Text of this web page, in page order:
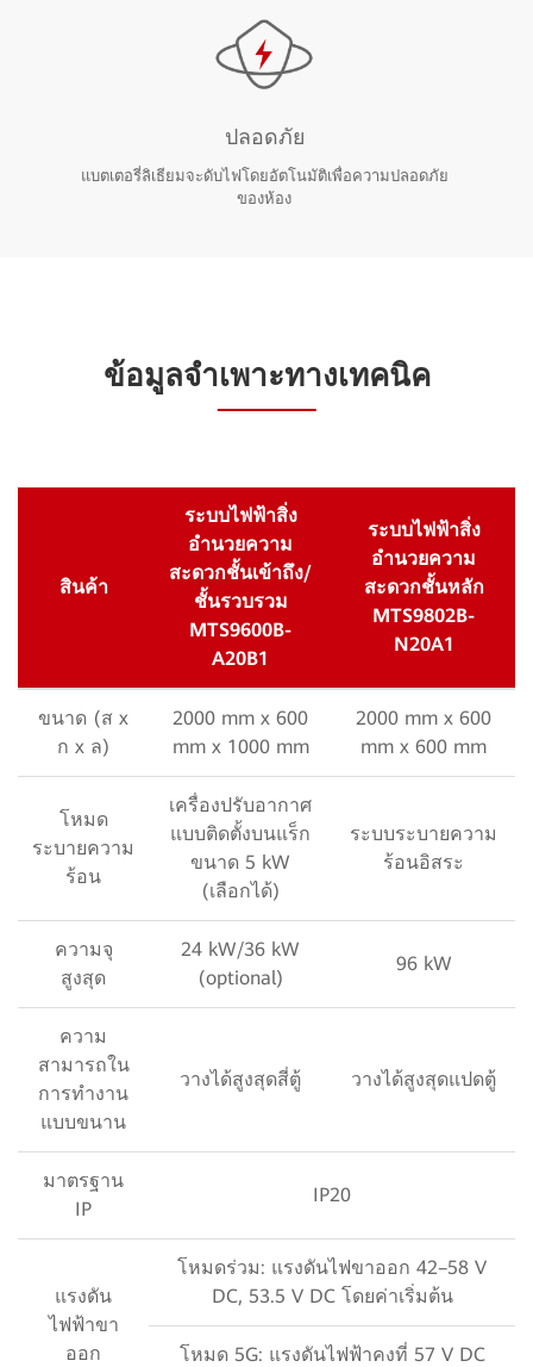
ปลอดภัย
แบตเตอรี่ลิเธียมจะดับไฟโดยอัตโนมัติเพื่อความปลอดภัย
ของห้อง
ข้อมูลจำเพาะทางเทคนิค
สินค้า
ระบบไฟฟ้าสิ่ง
อำนวยความ
สะดวกชั้นเข้าถึง/
ชั้นรวบรวม
MTS9600B-
A20B1
ระบบไฟฟ้าสิ่ง
อำนวยความ
สะดวกชั้นหลัก
MTS9802B-
N20A1
ขนาด (ส x
ก x ล)
2000 mm x 600
mm x 1000 mm
2000 mm x 600
mm x 600 mm
โหมด
ระบายความ
ร้อน
เครื่องปรับอากาศ
แบบติดตั้งบนแร็ก
ขนาด 5 kW
(เลือกได้)
ระบบระบายความ
ร้อนอิสระ
ความจุ
สูงสุด
24 kW/36 kW
(optional)
96 kW
ความ
สามารถใน
การทำงาน
แบบขนาน
วางได้สูงสุดสี่ตู้ วางได้สูงสุดแปดตู้
มาตรฐาน
IP
IP20
แรงดัน
ไฟฟ้าขา
ออก
โหมดร่วม: แรงดันไฟขาออก 42–58 V
DC, 53.5 V DC โดยค่าเริ่มต้น
โหมด 5G: แรงดันไฟฟ้าคงที่ 57 V DC